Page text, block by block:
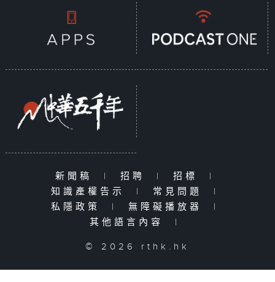
新聞稿 | 招聘 | 招標
|
知識產權告示
| 常見問題
|
私隱政策
| 無障礙播放器
|
其他語言內容
|
© 2026 rthk.hk